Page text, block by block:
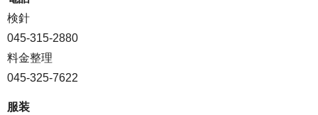
検針
045-315-2880
料金整理
045-325-7622
服装